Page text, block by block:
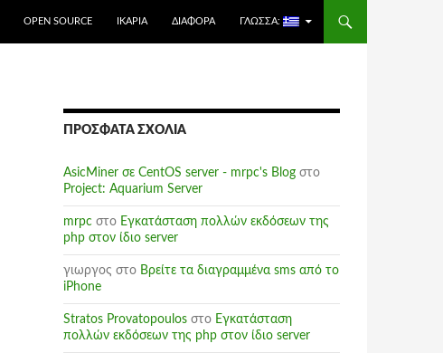
OPEN SOURCE ΙΚΑΡΊΑ ΔΙΆΦΟΡΑ ΓΛΏΣΣΑ:
ΠΡΌΣΦΑΤΑ ΣΧΌΛΙΑ
AsicMiner σε CentOS server - mrpc's Blog στο
Project: Aquarium Server
mrpc στο Εγκατάσταση πολλών εκδόσεων της
php στον ίδιο server
γιωργος στο Βρείτε τα διαγραμμένα sms από το
iPhone
Stratos Provatopoulos στο Εγκατάσταση
πολλών εκδόσεων της php στον ίδιο server